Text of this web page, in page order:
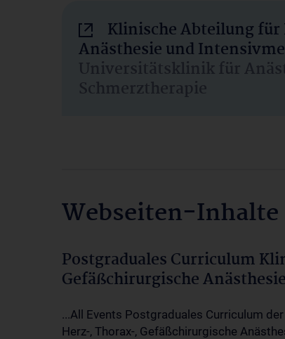
Klinische Abteilung
Anästhesie und
Universitätsklinik für
Schmerztherapie
Webseiten-Inhalte
Postgraduales Curriculum
Gefäßchirurgische
...All Events Postgraduales Curriculum
Herz-, Thorax-, Gefäßchirurgische